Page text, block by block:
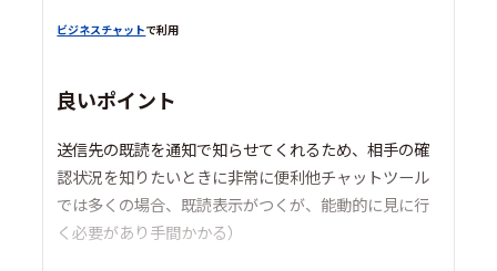
ビジネスチャットで利用
良いポイント
送信先の既読を通知で知らせてくれるため、相手の確
認状況を知りたいときに非常に便利他チャットツール
では多くの場合、既読表示がつくが、能動的に見に行
く必要があり手間かかる）